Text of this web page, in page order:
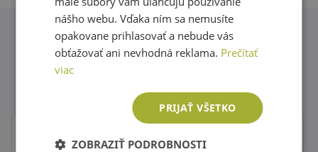
Obľúbené značky second hand
nášho webu. Vďaka ním sa nemusíte
opakovane prihlasovať a nebude vás
obťažovať ani nevhodná reklama. Prečítať
viac
PRIJAŤ VŠETKO
ZOBRAZIŤ PODROBNOSTI